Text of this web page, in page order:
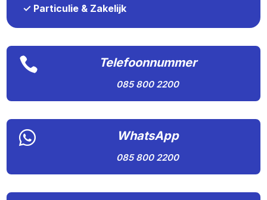
✓ Particulie & Zakelijk
 Telefoonnummer
085 800 2200
 WhatsApp
085 800 2200